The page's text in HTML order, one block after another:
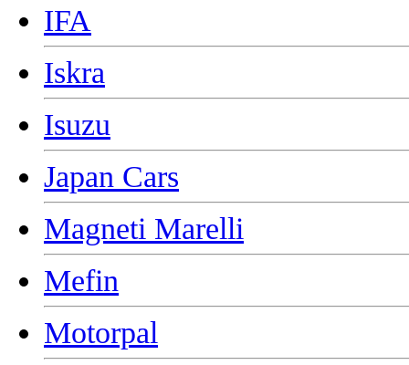
IFA
Iskra
Isuzu
Japan Cars
Magneti Marelli
Mefin
Motorpal